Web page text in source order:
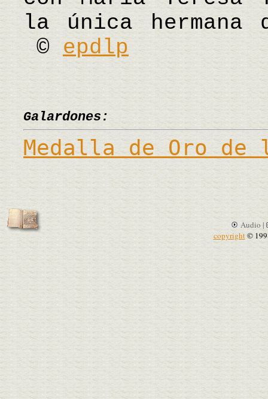
la única hermana
©epdlp
Galardones:
Medalla de Oro
Audio |
copyright©